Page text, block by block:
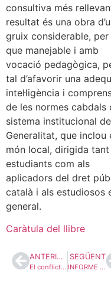
consultiva més
resultat és una obra
gruix considerable, per
que manejable i amb
vocació pedagògica,
tal d’afavorir una
intel·ligència i
de les normes cabdals
sistema institucional
Generalitat, que inclou
món local, dirigida tant
estudiants com als
aplicadors del dret
català i als estudiosos
general.
Caràtula del llibre
ANTERIOR
El conflicte Catalunya-Espanya: una sortida legal i legítima a l’empat infinit d’impotències
SEGÜENT
INFORME DE LOS SERVICIOS JURÍDICOS DEL PARLAMENTO DE CATALUÑA SOBRE LOS EFECTOS DEL ACUERDO DE LA JUNTA ELECTORAL CENTRAL 2/2020, RELATIVO A LA “INELEGIBILIDAD SOBREVENIDA” DEL DIPUTADO JOAQUIM TORRA I PLA (13.1.2020)